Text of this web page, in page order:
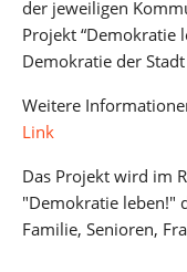
der jeweiligen
Projekt “Demokratie
Demokratie der
Weitere
Link
Das Projekt wird im
"Demokratie leben!"
Familie, Senioren,